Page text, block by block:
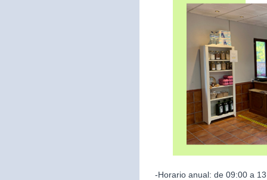
-Horario anual: de 09:00 a